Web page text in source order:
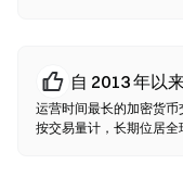
Chain、Polygon 等
自 2013 年以
运营时间最长的加密货币
按交易量计，长期位居全